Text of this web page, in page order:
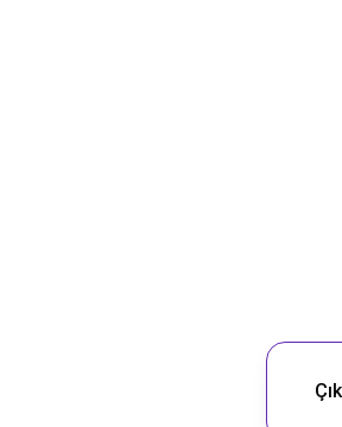
Nakliye